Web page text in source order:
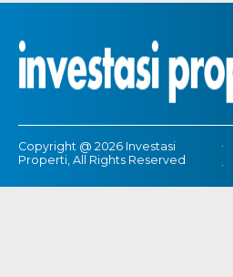
Copyright @ 2026 Investasi
Properti, All Rights Reserved